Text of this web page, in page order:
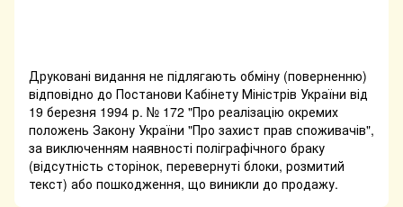
Друковані видання не підлягають обміну (поверненню)
відповідно до Постанови Кабінету Міністрів України від
19 березня 1994 р. № 172 "Про реалізацію окремих
положень Закону України "Про захист прав споживачів",
за виключенням наявності поліграфічного браку
(відсутність сторінок, перевернуті блоки, розмитий
текст) або пошкодження, що виникли до продажу.